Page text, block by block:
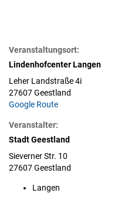
Veranstaltungsort:
Lindenhofcenter Langen
Leher Landstraße 4i
27607 Geestland
Google Route
Veranstalter:
Stadt Geestland
Sieverner Str. 10
27607 Geestland
Langen